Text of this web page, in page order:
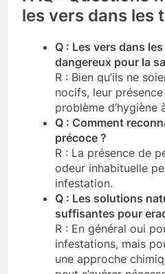
les vers dans les
Q : Les vers dans
dangereux pour la
R : Bien qu’ils ne
nocifs, leur
problème d’hygiène
Q : Comment
précoce ?
R : La présence de
odeur inhabituelle
infestation.
Q : Les solutions
suffisantes pour
R : En général oui
infestations, mais
une approche